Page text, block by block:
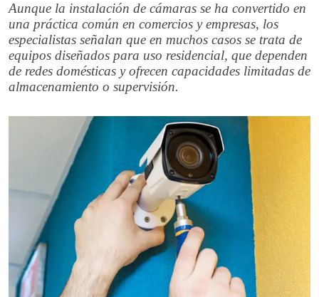
Aunque la instalación de cámaras se ha convertido en
una práctica común en comercios y empresas, los
especialistas señalan que en muchos casos se trata de
equipos diseñados para uso residencial, que dependen
de redes domésticas y ofrecen capacidades limitadas de
almacenamiento o supervisión.